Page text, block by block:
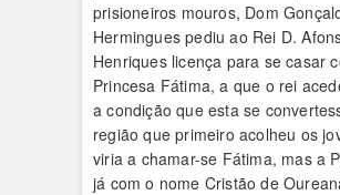
prisioneiros mouros, Dom
Hermingues pediu ao Rei D.
Henriques licença para se casar
Princesa Fátima, a que o rei
a condição que esta se
região que primeiro acolheu os
viria a chamar-se Fátima, mas a
já com o nome Cristão de